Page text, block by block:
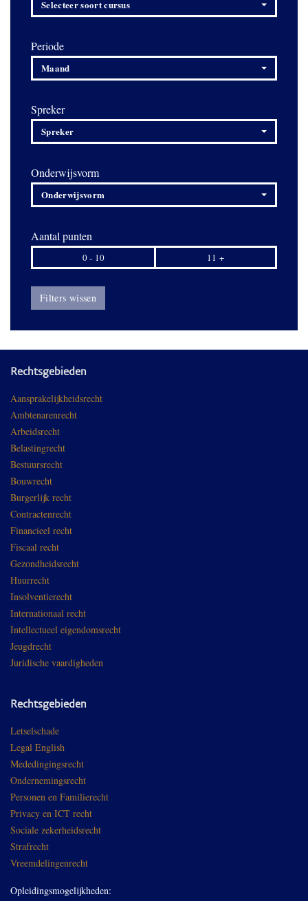
Selecteer soort cursus
Periode
Maand
Spreker
Spreker
Onderwijsvorm
Onderwijsvorm
Aantal punten
0 - 10 11 +
Filters wissen
Rechtsgebieden
Aansprakelijkheidsrecht
Ambtenarenrecht
Arbeidsrecht
Belastingrecht
Bestuursrecht
Bouwrecht
Burgerlijk recht
Contractenrecht
Financieel recht
Fiscaal recht
Gezondheidsrecht
Huurrecht
Insolventierecht
Internationaal recht
Intellectueel eigendomsrecht
Jeugdrecht
Juridische vaardigheden
Rechtsgebieden
Letselschade
Legal English
Mededingingsrecht
Ondernemingsrecht
Personen en Familierecht
Privacy en ICT recht
Sociale zekerheidsrecht
Strafrecht
Vreemdelingenrecht
Opleidingsmogelijkheden: